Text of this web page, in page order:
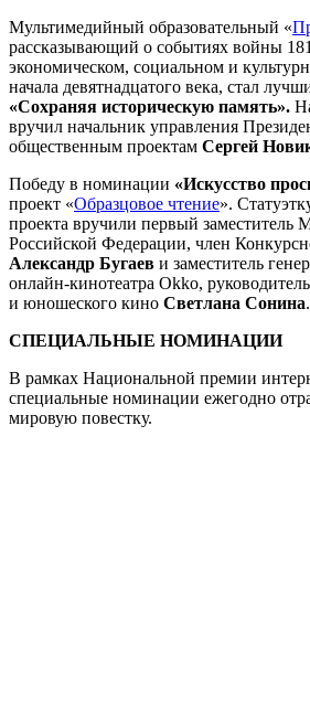
Мультимедийный образовательный «
рассказывающий о событиях войны
экономическом, социальном и
начала девятнадцатого века, стал
«Сохраняя историческую память».
вручил начальник управления
общественным проектам Сергей
Победу в номинации «Искусство
проект «Образцовое чтение».
проекта вручили первый заместитель
Российской Федерации, член
Александр Бугаев и заместитель
онлайн-кинотеатра Okko,
и юношеского кино Светлана Сонина.
СПЕЦИАЛЬНЫЕ НОМИНАЦИИ
В рамках Национальной премии
специальные номинации ежегодно
мировую повестку.